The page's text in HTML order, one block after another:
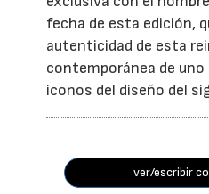
fecha de esta edición,
autenticidad de esta
contemporánea de uno
iconos del diseño del
ver/escribir